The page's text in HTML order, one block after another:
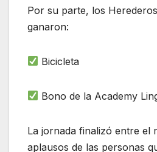
Por su parte, los
ganaron:
Bicicleta
Bono de la Academy
La jornada finalizó entre el
aplausos de las personas